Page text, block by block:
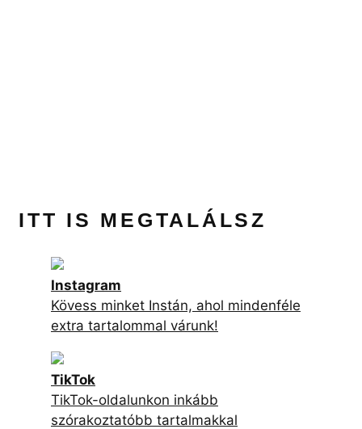
ITT IS MEGTALÁLSZ
Instagram
Kövess minket Instán, ahol mindenféle
extra tartalommal várunk!
TikTok
TikTok-oldalunkon inkább
szórakoztatóbb tartalmakkal